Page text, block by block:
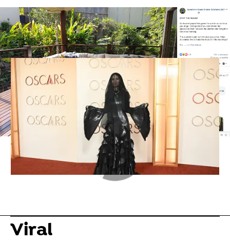
Los mejores memes de los Oscar
2026: Chalamet, DiCaprio y Zhao
Viral